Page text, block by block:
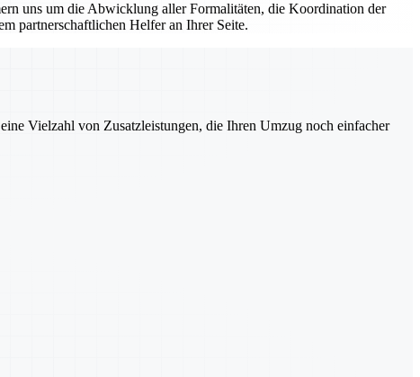
uns um die Abwicklung aller Formalitäten, die Koordination der
partnerschaftlichen Helfer an Ihrer Seite.
Vielzahl von Zusatzleistungen, die Ihren Umzug noch einfacher